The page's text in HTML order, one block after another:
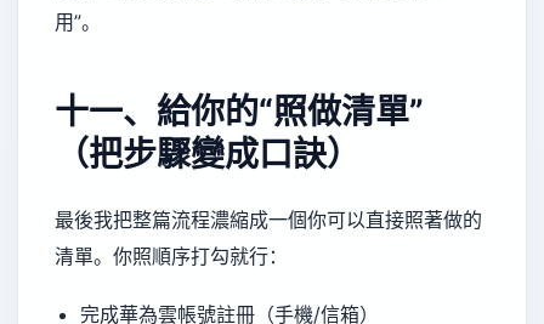
用”。
十一、給你的“照做清單”
（把步驟變成口訣）
最後我把整篇流程濃縮成一個你可以直接照著做的
清單。你照順序打勾就行：
完成華為雲帳號註冊（手機/信箱）